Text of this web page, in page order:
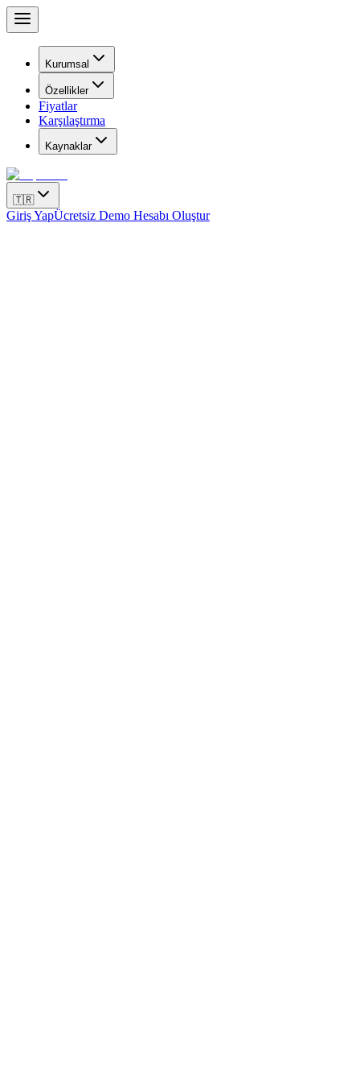
Kurumsal
Özellikler
Fiyatlar
Karşılaştırma
Kaynaklar
🇹🇷
Giriş YapÜcretsiz Demo Hesabı Oluştur